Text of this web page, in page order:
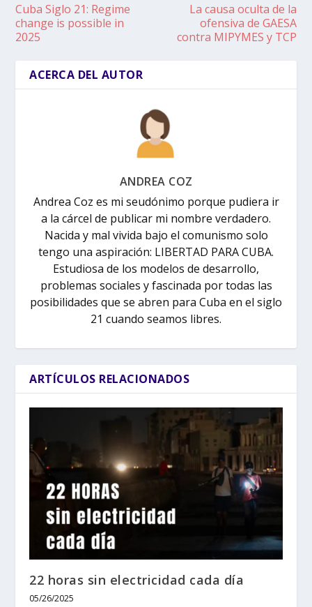
Cuba Siglo 21: Regime
change is possible in
2025
La causa oculta de la
ofensiva de GAESA
contra MIPYMES y TCP
ACERCA DEL AUTOR
ANDREA COZ
Andrea Coz es mi seudónimo porque pudiera ir
a la cárcel de publicar mi nombre verdadero.
Nacida y mal vivida bajo el comunismo solo
tengo una aspiración: LIBERTAD PARA CUBA.
Estudiosa de los modelos de desarrollo,
problemas sociales y fascinada por todas las
posibilidades que se abren para Cuba en el siglo
21 cuando seamos libres.
ARTÍCULOS RELACIONADOS
22 horas sin electricidad cada día
05/26/2025